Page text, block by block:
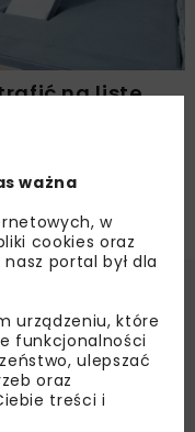
na listę
ważna
w
cookies oraz
portal był dla
urządzeniu, które
funkcjonalności
ulepszać
oraz
treści i